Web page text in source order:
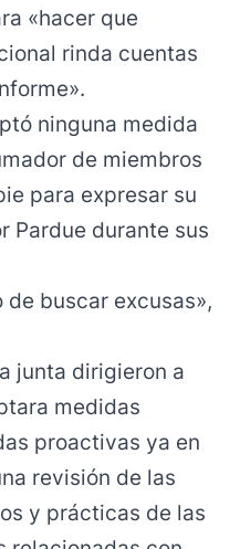
«hacer que
rinda cuentas
ninguna medida
de miembros
para expresar su
Pardue durante sus
de buscar excusas»,
junta dirigieron a
medidas
proactivas ya en
revisión de las
y prácticas de las